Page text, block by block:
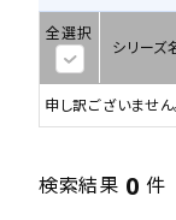
全選択
シリーズ
申し訳ございませ
検索結果 0 件